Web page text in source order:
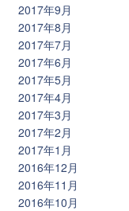
2017年9月
2017年8月
2017年7月
2017年6月
2017年5月
2017年4月
2017年3月
2017年2月
2017年1月
2016年12月
2016年11月
2016年10月